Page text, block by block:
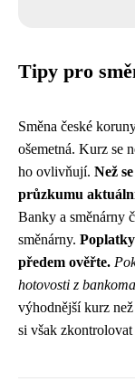
Tipy pro
Směna české
ošemetná. Kurz se
ho ovlivňují. Než
průzkumu
Banky a směnárny
směnárny.
předem ověřte.
hotovosti z
výhodnější kurz
si však